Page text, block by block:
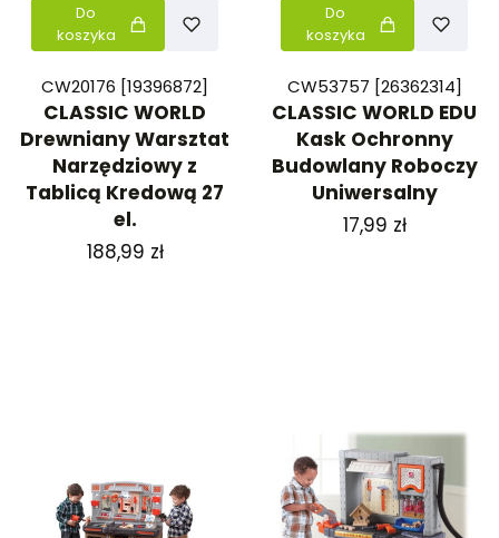
Do
koszyka
CW20176 [19396872]
CLASSIC WORLD
Drewniany Warsztat
Narzędziowy z
Tablicą Kredową 27
el.
Cena
188,99 zł
Do
koszyka
CW53757 [26362314]
CLASSIC WORLD EDU
Kask Ochronny
Budowlany Roboczy
Uniwersalny
Cena
17,99 zł